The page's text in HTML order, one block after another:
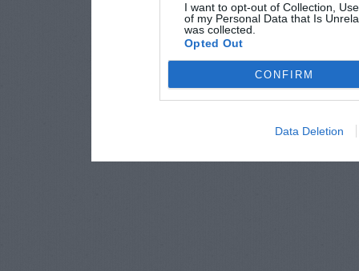
I want to opt-out of Collection,
of my Personal Data that Is
was collected.
Opted Out
CONFIRM
Data Deletion